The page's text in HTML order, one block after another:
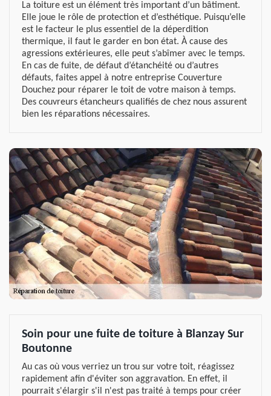
La toiture est un élément très important d’un bâtiment.
Elle joue le rôle de protection et d’esthétique. Puisqu’elle
est le facteur le plus essentiel de la déperdition
thermique, il faut le garder en bon état. À cause des
agressions extérieures, elle peut s’abîmer avec le temps.
En cas de fuite, de défaut d’étanchéité ou d’autres
défauts, faites appel à notre entreprise Couverture
Douchez pour réparer le toit de votre maison à temps.
Des couvreurs étancheurs qualifiés de chez nous assurent
bien les réparations nécessaires.
Soin pour une fuite de toiture à Blanzay Sur
Boutonne
Au cas où vous verriez un trou sur votre toit, réagissez
rapidement afin d'éviter son aggravation. En effet, il
pourrait s'élargir s'il n'est pas traité à temps pour créer